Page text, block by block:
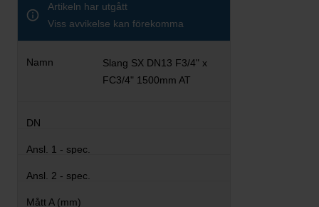
Artikeln har utgått
Viss avvikelse kan förekomma
Slang SX DN13 F3/4" x
FC3/4" 1500mm AT